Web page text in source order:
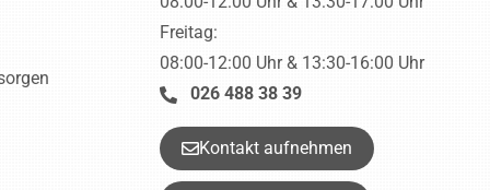
Freitag:
08:00-12:00 Uhr & 13:30-16:00 Uhr
026 488 38 39
Kontakt aufnehmen